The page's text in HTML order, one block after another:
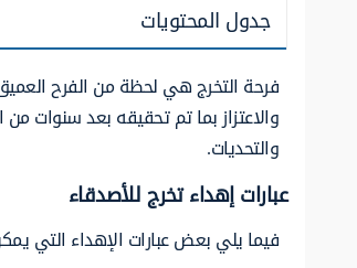
جدول المحتويات
فرحة التخرج هي لحظة من الفرح
والاعتزاز بما تم تحقيقه بعد سنوات
والتحديات.
عبارات إهداء تخرج للأصدقاء
فيما يلي بعض عبارات الإهداء التي